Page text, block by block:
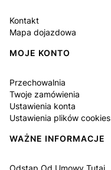
Kontakt
Mapa dojazdowa
MOJE KONTO
Przechowalnia
Twoje zamówienia
Ustawienia konta
Ustawienia plików cookies
WAŻNE INFORMACJE